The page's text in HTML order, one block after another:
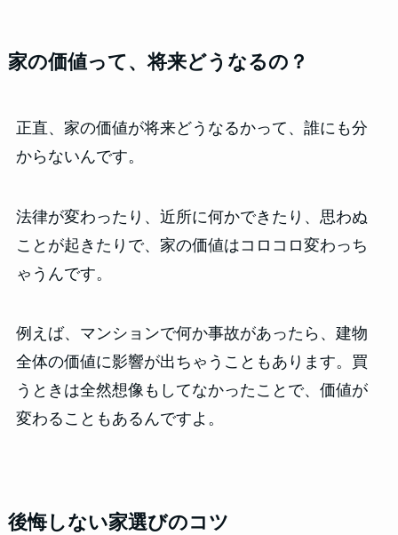
家の価値って、将来どうなるの？
正直、家の価値が将来どうなるかって、誰にも分
からないんです。
法律が変わったり、近所に何かできたり、思わぬ
ことが起きたりで、家の価値はコロコロ変わっち
ゃうんです。
例えば、マンションで何か事故があったら、建物
全体の価値に影響が出ちゃうこともあります。買
うときは全然想像もしてなかったことで、価値が
変わることもあるんですよ。
後悔しない家選びのコツ